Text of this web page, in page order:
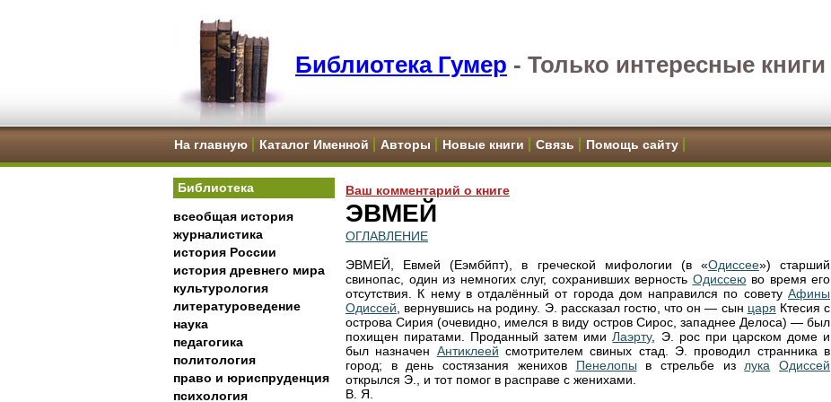
Библиотека Гумер - Только интересные книги
На главную Каталог Именной Авторы Новые книги Связь Помощь сайту
Библиотека
всеобщая история
журналистика
история России
история древнего мира
культурология
литературоведение
наука
педагогика
политология
право и юриспруденция
психология
Ваш комментарий о книге
ЭВМЕЙ
ОГЛАВЛЕНИЕ
ЭВМЕЙ, Евмей (Еэмбйпт), в греческой мифологии (в «Одиссее») старший
свинопас, один из немногих слуг, сохранивших верность Одиссею во время его
отсутствия. К нему в отдалённый от города дом направился по совету Афины
Одиссей , вернувшись на родину. Э. рассказал гостю, что он — сын царя Ктесия с
острова Сирия (очевидно, имелся в виду остров Сирос, западнее Делоса) — был
похищен пиратами. Проданный затем имиЛаэрту, Э. рос при царском доме и
был назначен Антиклеей смотрителем свиных стад. Э. проводил странника в
город; в день состязания женихов Пенелопы в стрельбе из лука
Одиссей
открылся Э., и тот помог в расправе с женихами.
В. Я.